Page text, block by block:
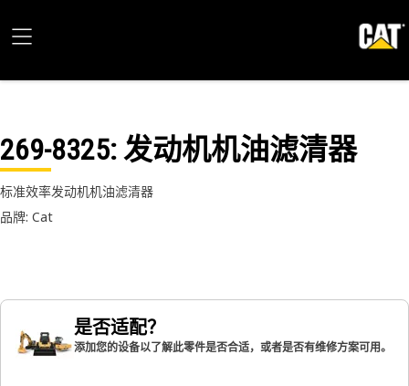
269-8325: 发动机机油滤清器
标准效率发动机机油滤清器
品牌: Cat
是否适配？
添加您的设备以了解此零件是否合适，或者是否有维修方案可用。